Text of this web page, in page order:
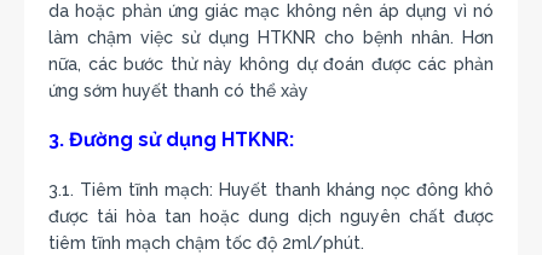
da hoặc phản ứng giác mạc không nên áp dụng vì nó
làm chậm việc sử dụng HTKNR cho bệnh nhân. Hơn
nữa, các bước thử này không dự đoán được các phản
ứng sớm huyết thanh có thể xảy
3. Đường sử dụng HTKNR:
3.1. Tiêm tĩnh mạch: Huyết thanh kháng nọc đông khô
được tái hòa tan hoặc dung dịch nguyên chất được
tiêm tĩnh mạch chậm tốc độ 2ml/phút.